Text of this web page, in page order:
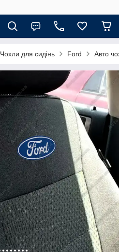
Чохли для сидінь Ford Авто